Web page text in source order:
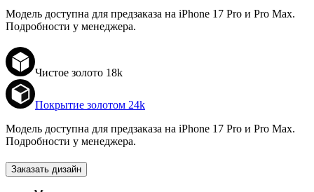
Модель доступна для предзаказа на iPhone 17 Pro и Pro Max.
Подробности у менеджера.
Чистое золото 18k
Покрытие золотом 24k
Модель доступна для предзаказа на iPhone 17 Pro и Pro Max.
Подробности у менеджера.
Заказать дизайн